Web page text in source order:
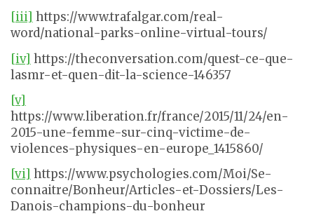
[iii] https://www.trafalgar.com/real-
word/national-parks-online-virtual-tours/
[iv] https://theconversation.com/quest-ce-que-
lasmr-et-quen-dit-la-science-146357
[v]
https://www.liberation.fr/france/2015/11/24/en-
2015-une-femme-sur-cinq-victime-de-
violences-physiques-en-europe_1415860/
[vi] https://www.psychologies.com/Moi/Se-
connaitre/Bonheur/Articles-et-Dossiers/Les-
Danois-champions-du-bonheur